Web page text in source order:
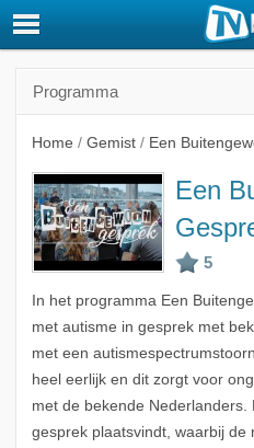
Programma
Home / Gemist / Een
Een
In het programma Een
met autisme in gesprek met
met een
heel eerlijk en dit zorgt voor
met de bekende
gesprek plaatsvindt, waarbij de